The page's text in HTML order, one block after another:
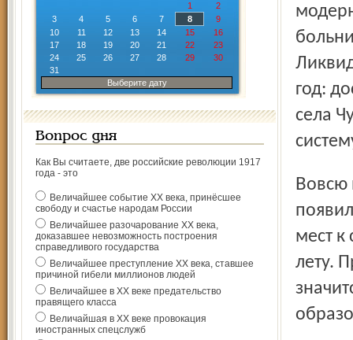
1
2
3
4 5 6 7 8
9
10
11 12 13 14 15
16
17
18 19 20 21 22
23
24
25 26 27 28 29
30
31
Выберите дату
Вопрос дня
Как Вы считаете, две российские революции 1917
года - это
Величайшее событие ХХ века, принёсшее
свободу и счастье народам России
Величайшее разочарование ХХ века,
доказавшее невозможность построения
справедливого государства
Величайшее преступление ХХ века, ставшее
причиной гибели миллионов людей
Величайшее в ХХ веке предательство
правящего класса
Величайшая в ХХ веке провокация
иностранных спецслужб
год:
села
Вовсю идёт работа на детском садике № 18. У него
мест к
лету.